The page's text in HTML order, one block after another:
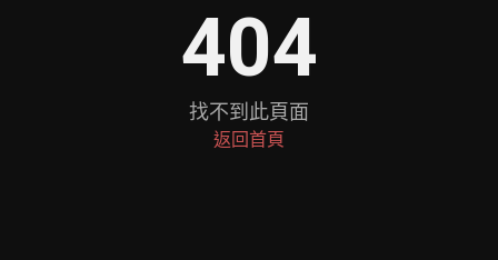
404
找不到此頁面
返回首頁